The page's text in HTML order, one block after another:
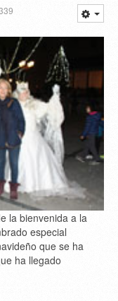
la bienvenida a la
especial
que se ha
ha llegado